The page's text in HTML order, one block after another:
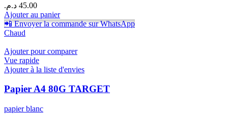
45.00 د.م.
Ajouter au panier
📲 Envoyer la commande sur WhatsApp
Chaud
Ajouter pour comparer
Vue rapide
Ajouter à la liste d'envies
Papier A4 80G TARGET
papier blanc